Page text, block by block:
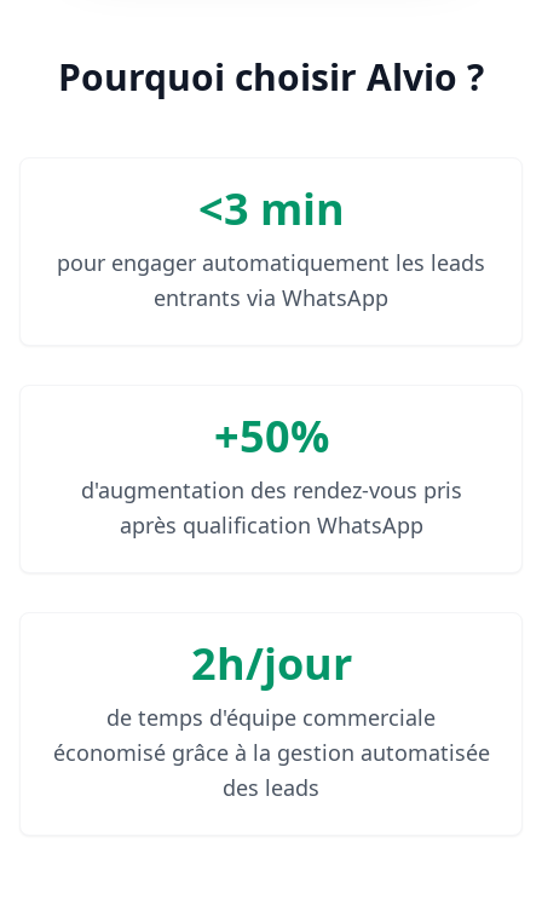
Pourquoi choisir Alvio ?
<3 min
pour engager automatiquement les leads
entrants via WhatsApp
+50%
d'augmentation des rendez-vous pris
après qualification WhatsApp
2h/jour
de temps d'équipe commerciale
économisé grâce à la gestion automatisée
des leads